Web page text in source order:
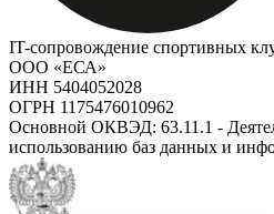
IT-сопровождение спортивных
ООО «ЕСА»
ИНН 5404052028
ОГРН 1175476010962
Основной ОКВЭД: 63.11.1 -
использованию баз данных и